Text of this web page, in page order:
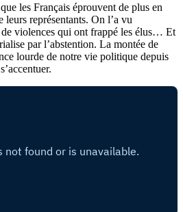
les Français éprouvent de plus en
représentants. On l’a vu
de violences qui ont frappé les élus… Et
par l’abstention. La montée de
lourde de notre vie politique depuis